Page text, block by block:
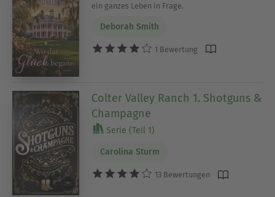
ein ganzes Leben in Frage.
Deborah Smith
1 Bewertung
Colter Valley Ranch 1. Shotguns &
Champagne
Serie (Teil 1)
Carolina Sturm
13 Bewertungen